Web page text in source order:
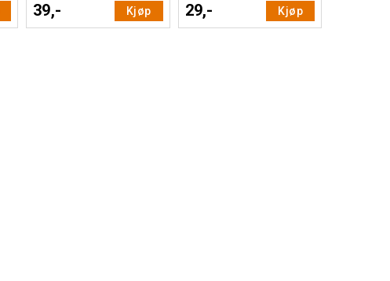
39,- Kjøp 29,- Kjøp